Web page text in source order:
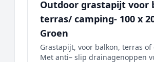
Outdoor grastapijt voor
terras/ camping- 100 x
Groen
Grastapijt, voor balkon, terras of
Met anti– slip drainagenoppen